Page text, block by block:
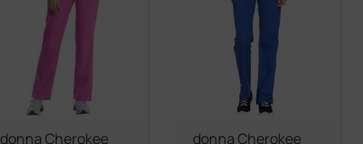
donna Cherokee
donna Cherokee